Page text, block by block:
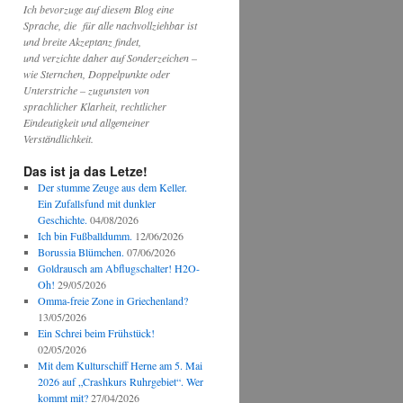
Ich bevorzuge auf diesem Blog eine
Sprache, die für alle nachvollziehbar ist
und breite Akzeptanz findet,
und verzichte daher auf Sonderzeichen –
wie Sternchen, Doppelpunkte oder
Unterstriche – zugunsten von
sprachlicher Klarheit, rechtlicher
Eindeutigkeit und allgemeiner
Verständlichkeit.
Das ist ja das Letze!
Der stumme Zeuge aus dem Keller.
Ein Zufallsfund mit dunkler
Geschichte. 04/08/2026
Ich bin Fußballdumm. 12/06/2026
Borussia Blümchen. 07/06/2026
Goldrausch am Abflugschalter! H2O-
Oh! 29/05/2026
Omma-freie Zone in Griechenland?
13/05/2026
Ein Schrei beim Frühstück!
02/05/2026
Mit dem Kulturschiff Herne am 5. Mai
2026 auf „Crashkurs Ruhrgebiet“. Wer
kommt mit? 27/04/2026